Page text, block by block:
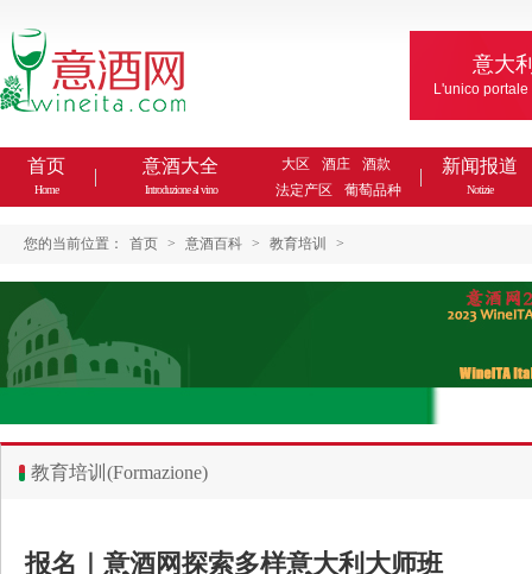
意大
L'unico
首页
Home
意酒大全
Introduzione al vino
大区 酒庄
酒款
法定产区
葡萄品种
新闻报道
Notizie
您的当前位置： 首页 > 意酒百科 > 教育培训 >
教育培训(Formazione)
报名｜意酒网探索多样意大利大师班